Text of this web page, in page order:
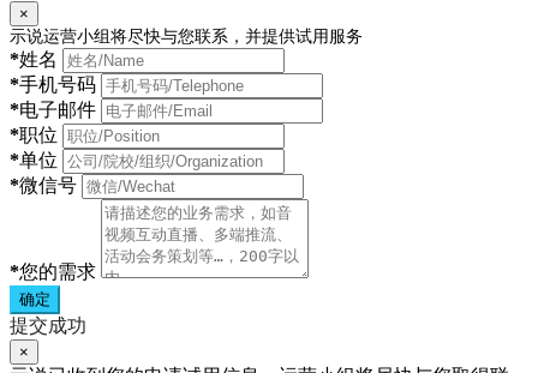
×
示说运营小组将尽快与您联系，并提供试用服务
*姓名
*手机号码
*电子邮件
*职位
*单位
*微信号
*您的需求
确定
提交成功
×